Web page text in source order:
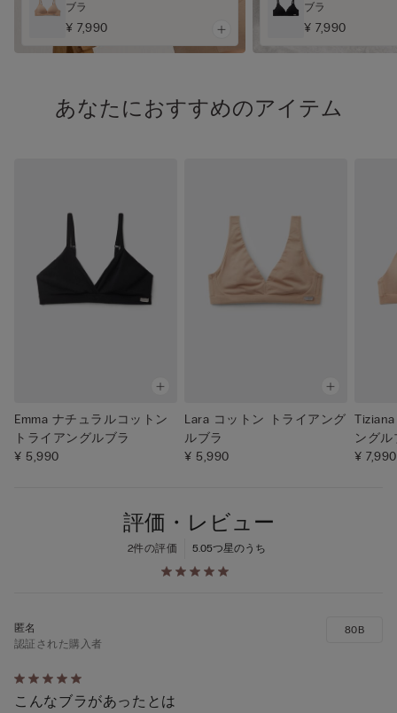
ブラ
¥ 7,990
ブラ
¥ 7,990
あなたにおすすめのアイテム
Emma ナチュラルコットン
トライアングルブラ
¥ 5,990
Lara コットン トライアング
ルブラ
¥ 5,990
ングル
¥ 7,990
評価・レビュー
5.05つ星のうち
2件の評価
5
段
認証された購入者
こんなブラがあったとは
80B